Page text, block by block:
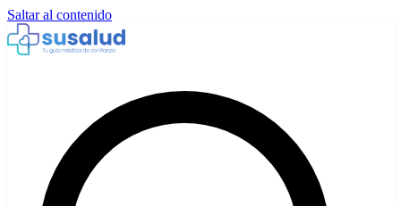
Saltar al contenido